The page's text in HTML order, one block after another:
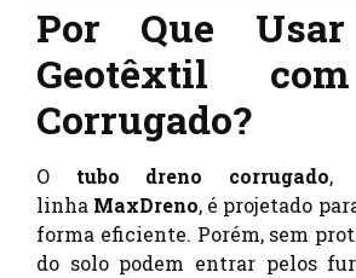
Por Que
Geotêxtil
Corrugado?
O tubo dreno corrugado,
linha MaxDreno, é projetado
forma eficiente. Porém, sem
do solo podem entrar pelos